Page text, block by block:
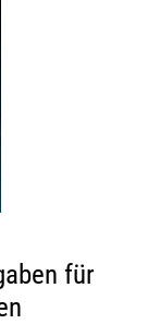
für